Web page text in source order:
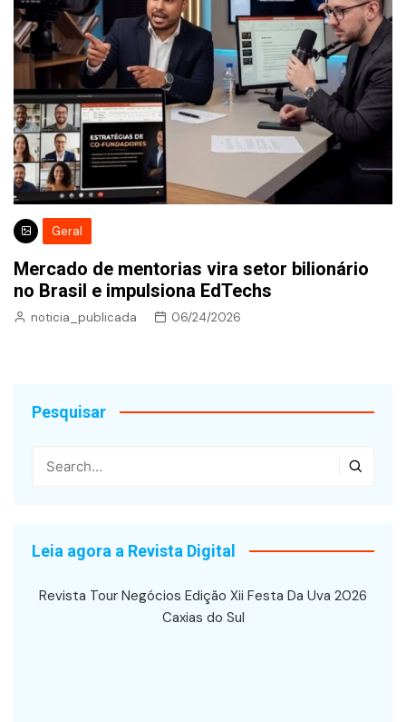
Geral
Mercado de mentorias vira setor bilionário
no Brasil e impulsiona EdTechs
noticia_publicada 06/24/2026
Pesquisar
Leia agora a Revista Digital
Revista Tour Negócios Edição Xii Festa Da Uva 2026
Caxias do Sul